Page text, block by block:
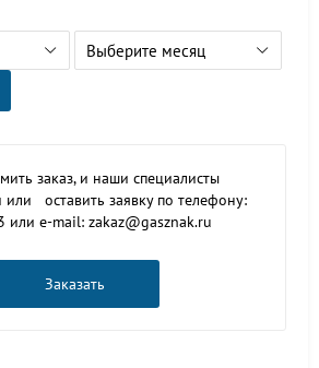
Выберите месяц
заказ, и наши специалисты
или оставить заявку по телефону:
или e-mail: zakaz@gasznak.ru
Заказать